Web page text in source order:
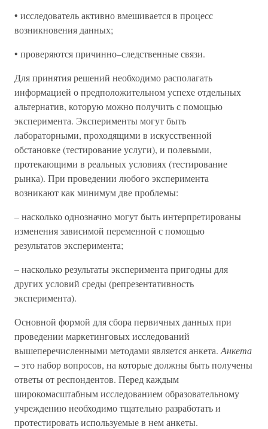
• исследователь активно вмешивается в процесс
возникновения данных;
• проверяются причинно–следственные связи.
Для принятия решений необходимо располагать
информацией о предположительном успехе отдельных
альтернатив, которую можно получить с помощью
эксперимента. Эксперименты могут быть
лабораторными, проходящими в искусственной
обстановке (тестирование услуги), и полевыми,
протекающими в реальных условиях (тестирование
рынка). При проведении любого эксперимента
возникают как минимум две проблемы:
– насколько однозначно могут быть интерпретированы
изменения зависимой переменной с помощью
результатов эксперимента;
– насколько результаты эксперимента пригодны для
других условий среды (репрезентативность
эксперимента).
Основной формой для сбора первичных данных при
проведении маркетинговых исследований
вышеперечисленными методами является анкета. Анкета
–это набор вопросов, на которые должны быть получены
ответы от респондентов. Перед каждым
широкомасштабным исследованием образовательному
учреждению необходимо тщательно разработать и
протестировать используемые в нем анкеты.